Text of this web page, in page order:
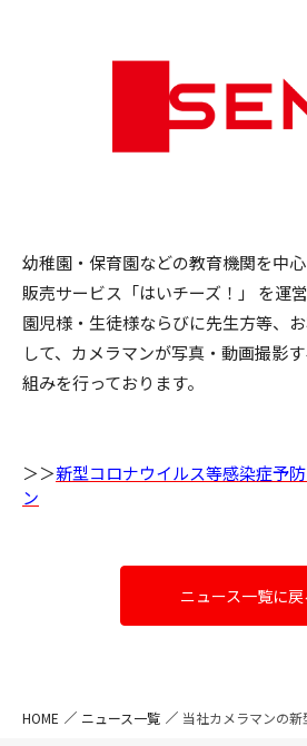
幼稚園・保育園などの教育機関を中
販売サービス「はいチーズ！」 を運
園児様・⽣徒様ならびに先⽣⽅等、
して、カメラマンが写真・動画撮影
組みを⾏っております。
＞＞新型コロナウイルス等感染症予
ン
ニュース一覧に戻
HOME ニュース一覧 当社カメラマンの